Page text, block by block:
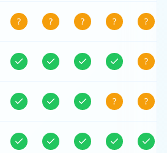
? ? ? ? ?
?
? ?